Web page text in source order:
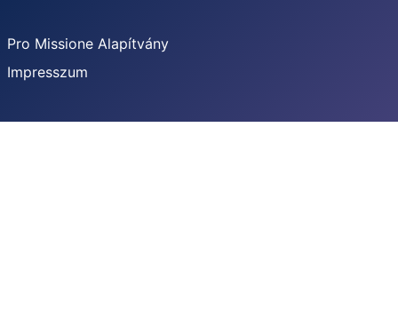
Pro Missione Alapítvány
Impresszum